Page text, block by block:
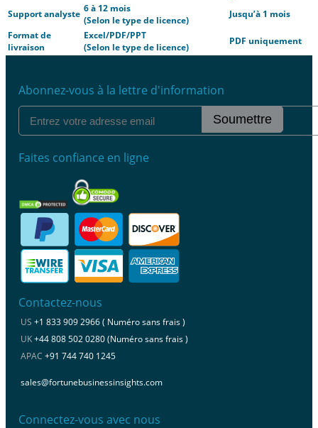
Support analyste 6 à 12 mois
(Selon le type de licence)
Jusqu’à 1 mois
Format de
livraison
Excel/PDF/PPT
(Selon le type de licence)
PDF uniquement
Abonnez-vous à la lettre d'information
Soumettre
Faites confiance en ligne
Contactez-nous
US +1 833 909 2966 ( Numéro sans frais )
UK+44 808 502 0280 (Numéro sans frais )
APAC +91 744 740 1245
sales@fortunebusinessinsights.com
Connectez-vous avec nous